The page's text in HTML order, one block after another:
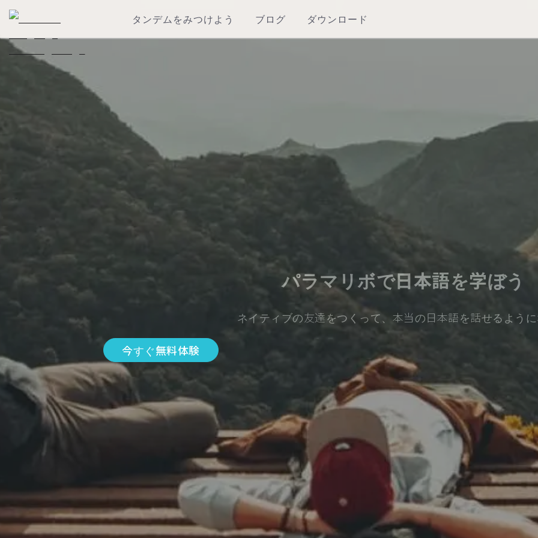
タンデムをみつけよう ブログ ダウンロード
パラマリボで日本語を学ぼう
ネイティブの友達をつくって、本当の日本語を話せるよう
今すぐ無料体験